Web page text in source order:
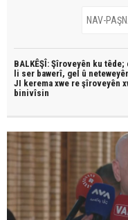
BALKÊŞÎ: Şîroveyên ku têde;
li ser bawerî, gel û
JI kerema xwe re şîroveyên
binivîsin